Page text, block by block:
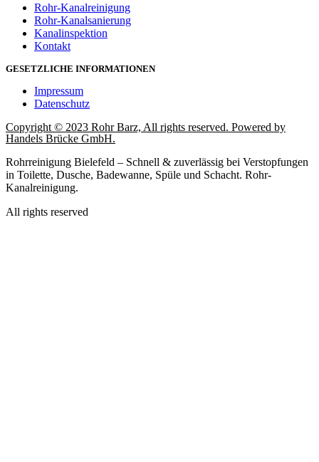
Rohr-Kanalreinigung
Rohr-Kanalsanierung
Kanalinspektion
Kontakt
GESETZLICHE INFORMATIONEN
Impressum
Datenschutz
Copyright © 2023 Rohr Barz, All rights reserved. Powered by
Handels Brücke GmbH.
Rohrreinigung Bielefeld – Schnell & zuverlässig bei Verstopfungen
in Toilette, Dusche, Badewanne, Spüle und Schacht. Rohr-
Kanalreinigung.
All rights reserved